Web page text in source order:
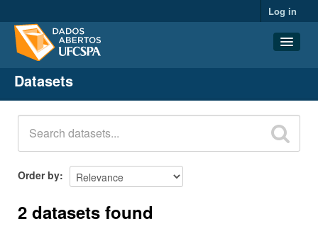
Log in
Datasets
Organizations
Groups
About
Datasets
Order by
2 datasets found